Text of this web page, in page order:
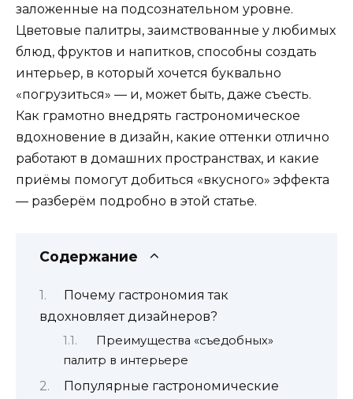
заложенные на подсознательном уровне.
Цветовые палитры, заимствованные у любимых
блюд, фруктов и напитков, способны создать
интерьер, в который хочется буквально
«погрузиться» — и, может быть, даже съесть.
Как грамотно внедрять гастрономическое
вдохновение в дизайн, какие оттенки отлично
работают в домашних пространствах, и какие
приёмы помогут добиться «вкусного» эффекта
— разберём подробно в этой статье.
Содержание
Почему гастрономия так
вдохновляет дизайнеров?
Преимущества «съедобных»
палитр в интерьере
Популярные гастрономические